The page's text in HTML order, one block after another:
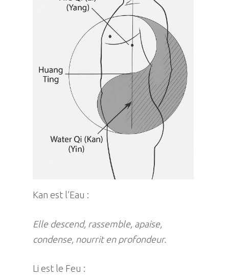
Kan est l’Eau :
Elle descend, rassemble, apaise,
condense, nourrit en profondeur.
Li est le Feu :